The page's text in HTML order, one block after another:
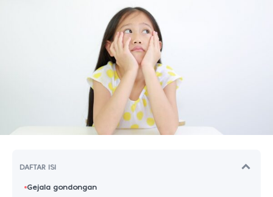
DAFTAR ISI
Gejala gondongan